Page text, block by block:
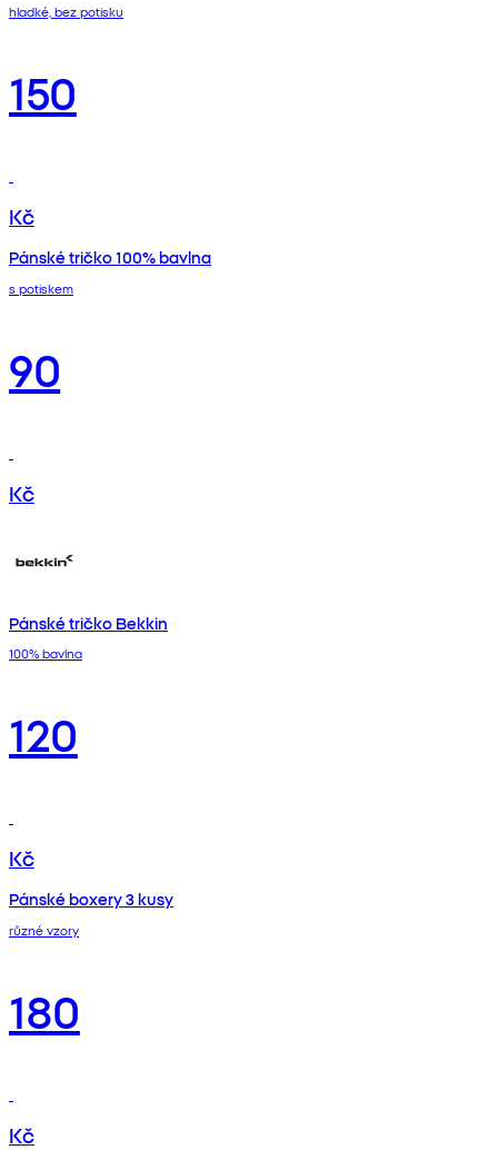
hladké, bez potisku
150
Kč
Pánské tričko 100% bavlna
s potiskem
90
Kč
Pánské tričko Bekkin
100% bavlna
120
Kč
Pánské boxery 3 kusy
různé vzory
180
Kč